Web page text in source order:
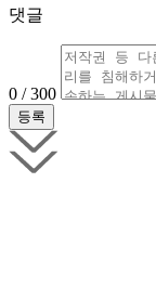
댓글
0 / 300